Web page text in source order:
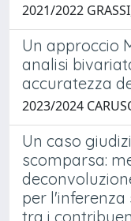
2021/2022
Un approccio
analisi
accuratezza
2023/2024
Un caso
scomparsa:
per l'inferenza
tra i